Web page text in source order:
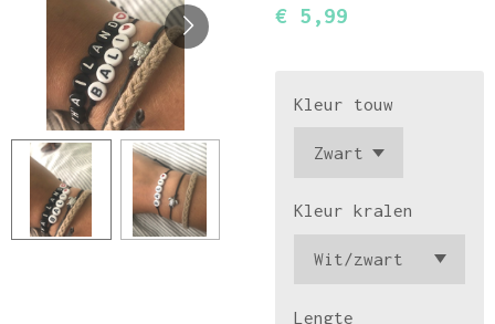
€ 5,99
Kleur touw
Kleur kralen
Lengte